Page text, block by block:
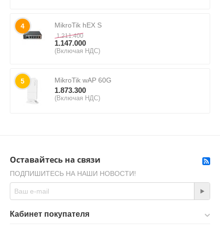
4 MikroTik hEX S
1.211.400
1.147.000
(Включая НДС)
5 MikroTik wAP 60G
1.873.300
(Включая НДС)
Оставайтесь на связи
ПОДПИШИТЕСЬ НА НАШИ НОВОСТИ!
Кабинет покупателя